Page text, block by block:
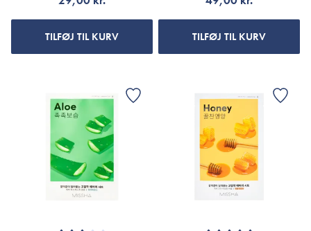
TILFØJ TIL KURV TILFØJ TIL KURV